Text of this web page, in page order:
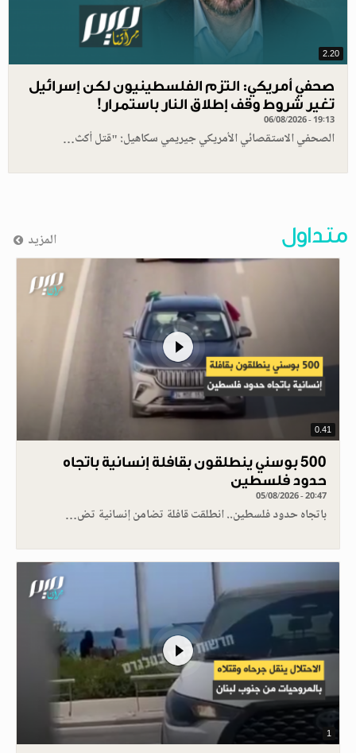
2.20
صحفي أمريكي: التزم الفلسطينيون لكن إسرائيل
تغير شروط وقف إطلاق النار باستمرار!
06/08/2026 - 19:13
الصحفي الاستقصائي الأمريكي جيريمي سكاهيل: "قتل أكث…
متداول المزيد
0.41
500 بوسني ينطلقون بقافلة إنسانية باتجاه
حدود فلسطين
05/08/2026 - 20:47
باتجاه حدود فلسطين.. انطلقت قافلة تضامن إنسانية تض…
1